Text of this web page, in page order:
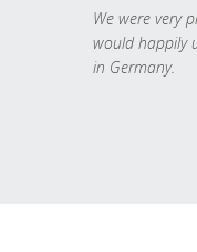
We were very
would happily
in Germany.